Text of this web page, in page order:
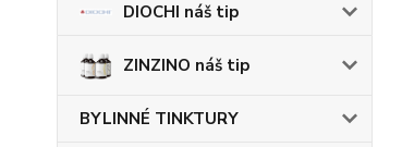
DIOCHI náš tip
ZINZINO náš tip
BYLINNÉ TINKTURY